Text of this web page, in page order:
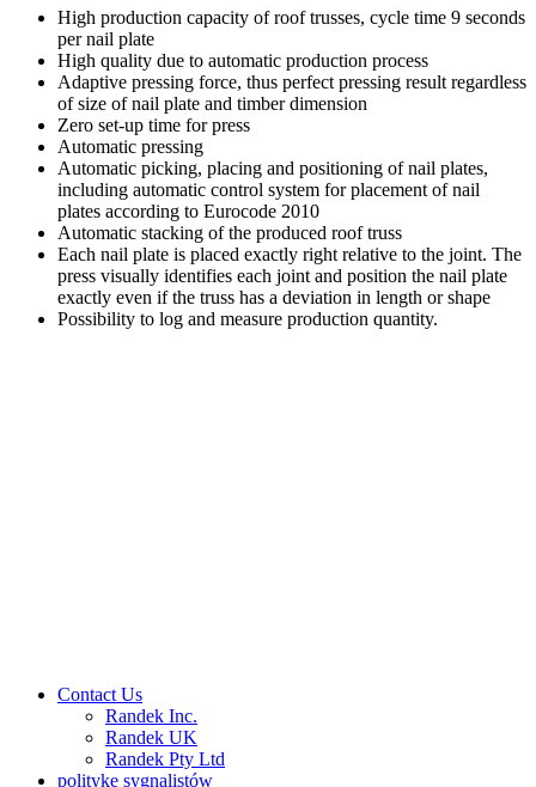
High production capacity of roof trusses, cycle time 9 seconds
per nail plate
High quality due to automatic production process
Adaptive pressing force, thus perfect pressing result regardless
of size of nail plate and timber dimension
Zero set-up time for press
Automatic pressing
Automatic picking, placing and positioning of nail plates,
including automatic control system for placement of nail
plates according to Eurocode 2010
Automatic stacking of the produced roof truss
Each nail plate is placed exactly right relative to the joint. The
press visually identifies each joint and position the nail plate
exactly even if the truss has a deviation in length or shape
Possibility to log and measure production quantity.
Contact Us
Randek Inc.
Randek UK
Randek Pty Ltd
politykę sygnalistów